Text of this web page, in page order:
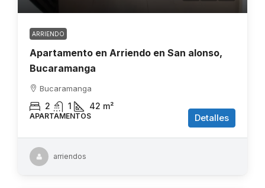
ARRIENDO
Apartamento en Arriendo en San alonso,
Bucaramanga
Bucaramanga
2 1 42 m²
APARTAMENTOS Detalles
arriendos